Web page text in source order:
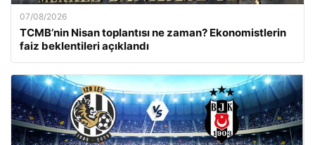
07/08/2026
TCMB’nin Nisan toplantısı ne zaman? Ekonomistlerin
faiz beklentileri açıklandı